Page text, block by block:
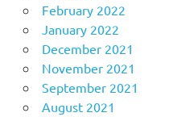
February 2022
January 2022
December 2021
November 2021
September 2021
August 2021